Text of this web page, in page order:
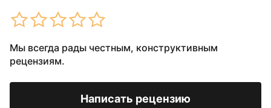
Мы всегда рады честным, конструктивным
рецензиям.
Написать рецензию